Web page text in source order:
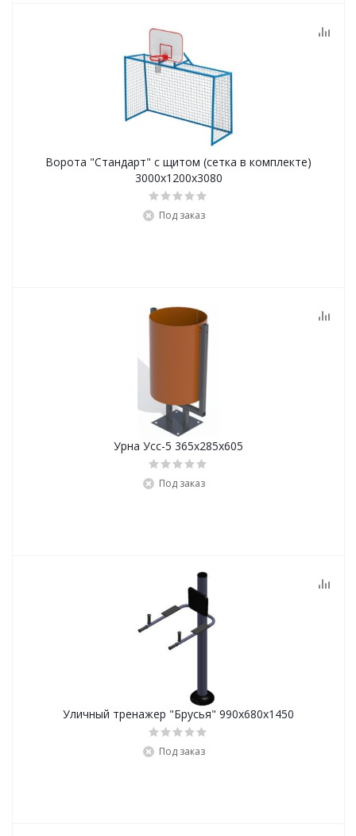
Ворота "Стандарт" с щитом (сетка в комплекте)
3000х1200х3080
Под заказ
Урна Усс-5 365х285х605
Под заказ
Уличный тренажер "Брусья" 990х680х1450
Под заказ